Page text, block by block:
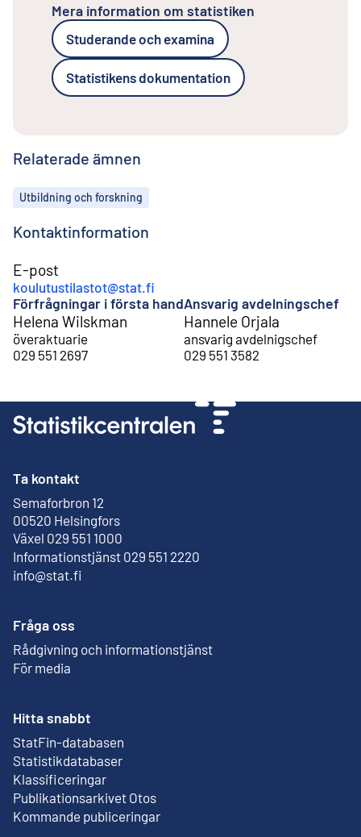
Mera information om statistiken
Studerande och examina
Statistikens dokumentation
Relaterade ämnen
Ämnen
Utbildning och forskning
Kontaktinformation
E-post
koulutustilastot@stat.fi
Förfrågningar i första hand
Helena Wilskman
överaktuarie
029 551 2697
Ansvarig avdelningschef
Hannele Orjala
ansvarig avdelnigschef
029 551 3582
Ta kontakt
Semaforbron 12
00520 Helsingfors
Extern länk
Växel 029 551 1000
Informationstjänst 029 551 2220
info@stat.fi
Fråga oss
Rådgivning och informationstjänst
För media
Hitta snabbt
StatFin-databasen
Extern länk
Statistikdatabaser
Klassificeringar
Publikationsarkivet Otos
Extern länk
Kommande publiceringar